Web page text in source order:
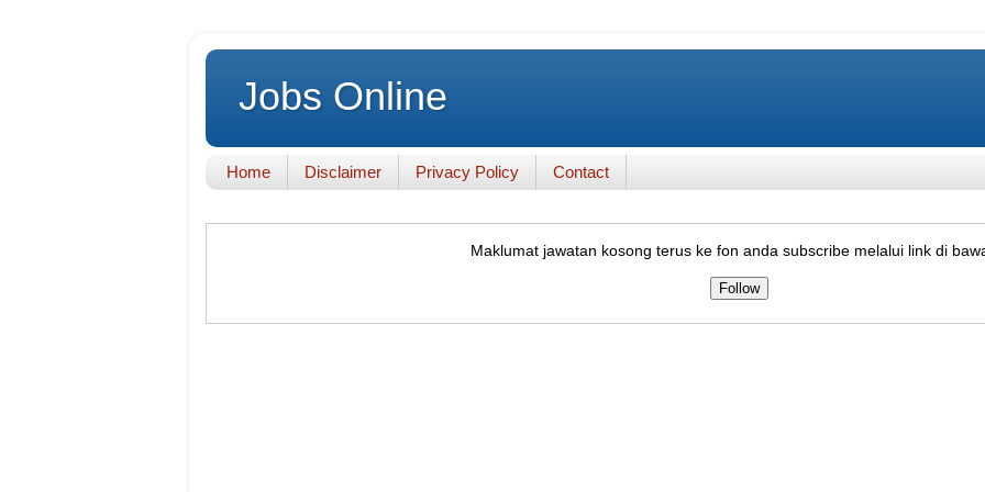
Jobs Online
Home Disclaimer Privacy Policy Contact
Maklumat jawatan kosong terus ke fon anda subscribe melalui link di